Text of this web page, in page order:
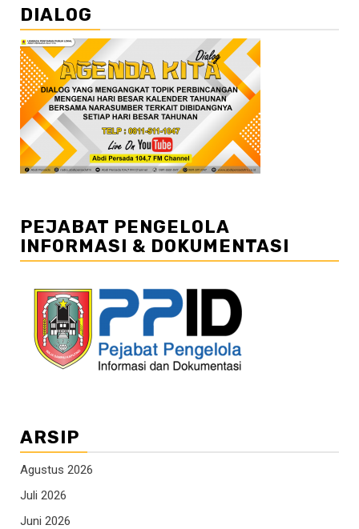
DIALOG
PEJABAT PENGELOLA
INFORMASI & DOKUMENTASI
ARSIP
Agustus 2026
Juli 2026
Juni 2026